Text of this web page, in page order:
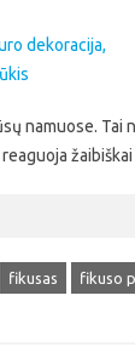
namuose. Tai
fikusas fikuso